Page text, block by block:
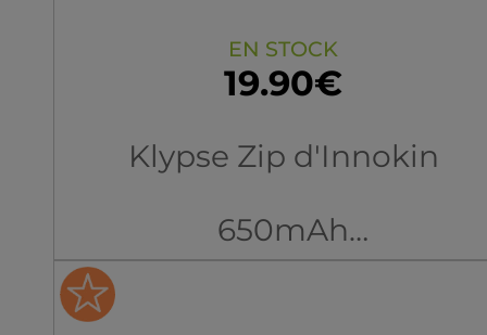
EN STOCK
19.90€
Klypse Zip d'Innokin
650mAh
compatible cartouches